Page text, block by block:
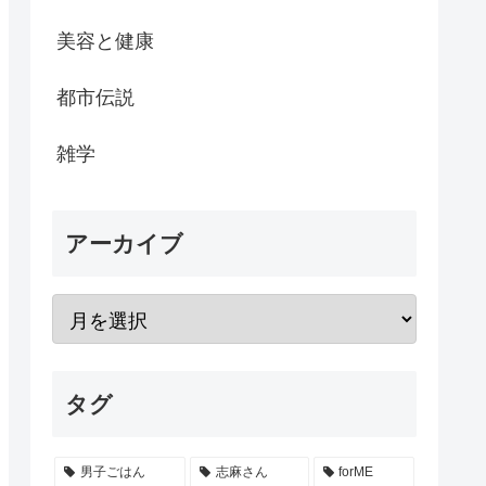
美容と健康
都市伝説
雑学
アーカイブ
タグ
男子ごはん 志麻さん forME